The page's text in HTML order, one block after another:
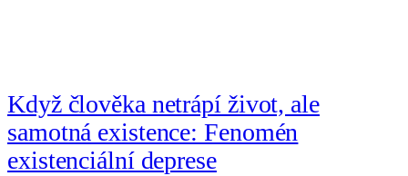
Když člověka netrápí život, ale
samotná existence: Fenomén
existenciální deprese